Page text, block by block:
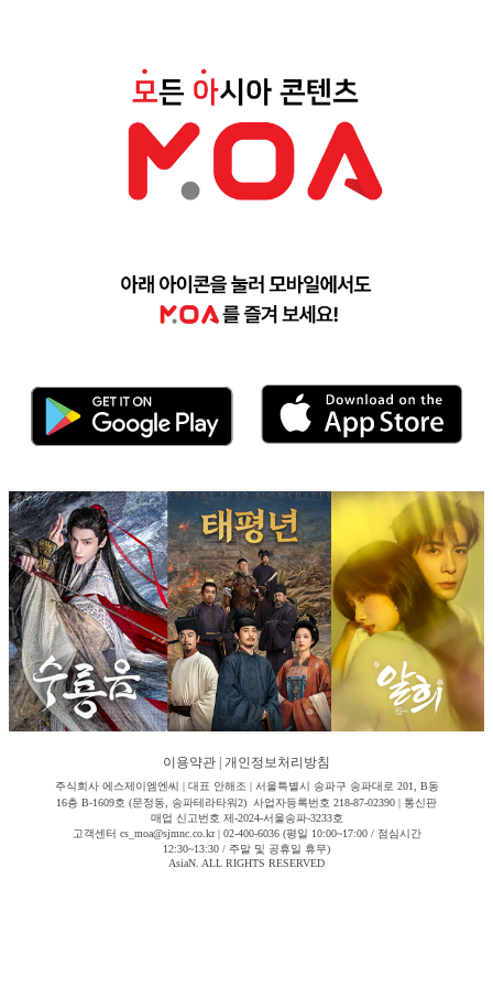
이용약관 개인정보처리방침
주식회사 에스제이엠엔씨 | 대표 안해조 | 서울특별시 송파구 송파대로 201, B동
16층 B-1609호 (문정동, 송파테라타워2) 사업자등록번호 218-87-02390 | 통신판
매업 신고번호 제-2024-서울송파-3233호
고객센터 cs_moa@sjmnc.co.kr | 02-400-6036 (평일 10:00~17:00 / 점심시간
12:30~13:30 / 주말 및 공휴일 휴무)
AsiaN. ALL RIGHTS RESERVED